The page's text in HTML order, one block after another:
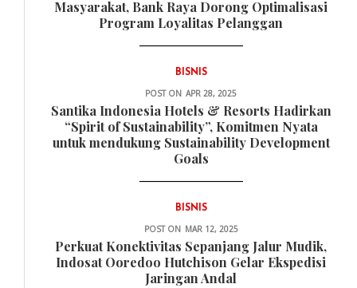
Masyarakat, Bank Raya Dorong Optimalisasi
Program Loyalitas Pelanggan
BISNIS
POST ON APR 28, 2025
Santika Indonesia Hotels & Resorts Hadirkan
“Spirit of Sustainability”, Komitmen Nyata
untuk mendukung Sustainability Development
Goals
BISNIS
POST ON MAR 12, 2025
Perkuat Konektivitas Sepanjang Jalur Mudik,
Indosat Ooredoo Hutchison Gelar Ekspedisi
Jaringan Andal